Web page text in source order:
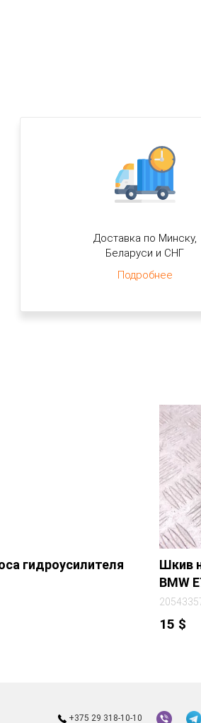
Доставка по Минску,
Беларуси и СНГ
Подробнее
гидроусилителя
Шкив
BMW
15 $
+375 29 318-10-10